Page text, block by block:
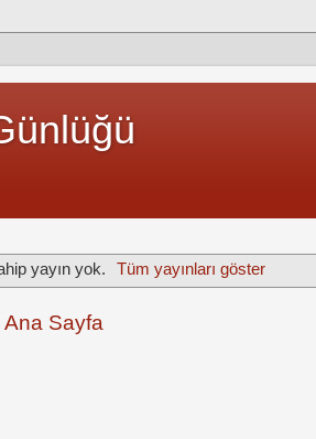
yayın yok. Tüm yayınları göster
Ana Sayfa